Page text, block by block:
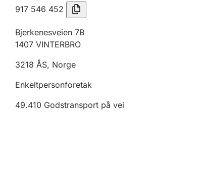
917 546 452
Bjerkenesveien 7B
1407 VINTERBRO
3218 ÅS, Norge
Enkeltpersonforetak
49.410 Godstransport på vei